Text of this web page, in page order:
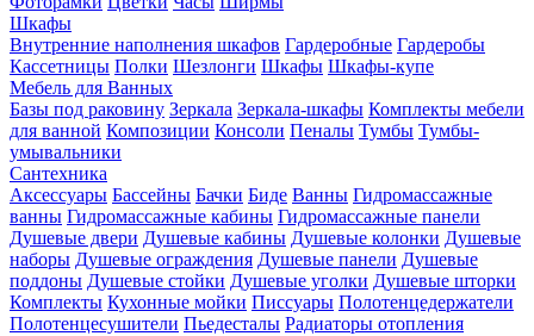
Шкафы
Внутренние наполнения шкафов Гардеробные Гардеробы
Кассетницы Полки Шезлонги Шкафы Шкафы-купе
Мебель для Ванных
Базы под раковину Зеркала Зеркала-шкафы Комплекты мебели
для ванной Композиции Консоли Пеналы Тумбы Тумбы-
умывальники
Сантехника
Аксессуары Бассейны Бачки Биде Ванны Гидромассажные
ванны Гидромассажные кабины Гидромассажные панели
Душевые двери Душевые кабины Душевые колонки Душевые
наборы Душевые ограждения Душевые панели Душевые
поддоны Душевые стойки Душевые уголки Душевые шторки
Комплекты Кухонные мойки Писсуары Полотенцедержатели
Полотенцесушители Пьедесталы Радиаторы отопления